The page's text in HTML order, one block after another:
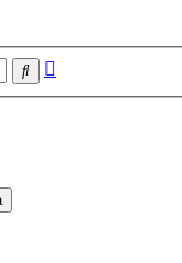
Zoek